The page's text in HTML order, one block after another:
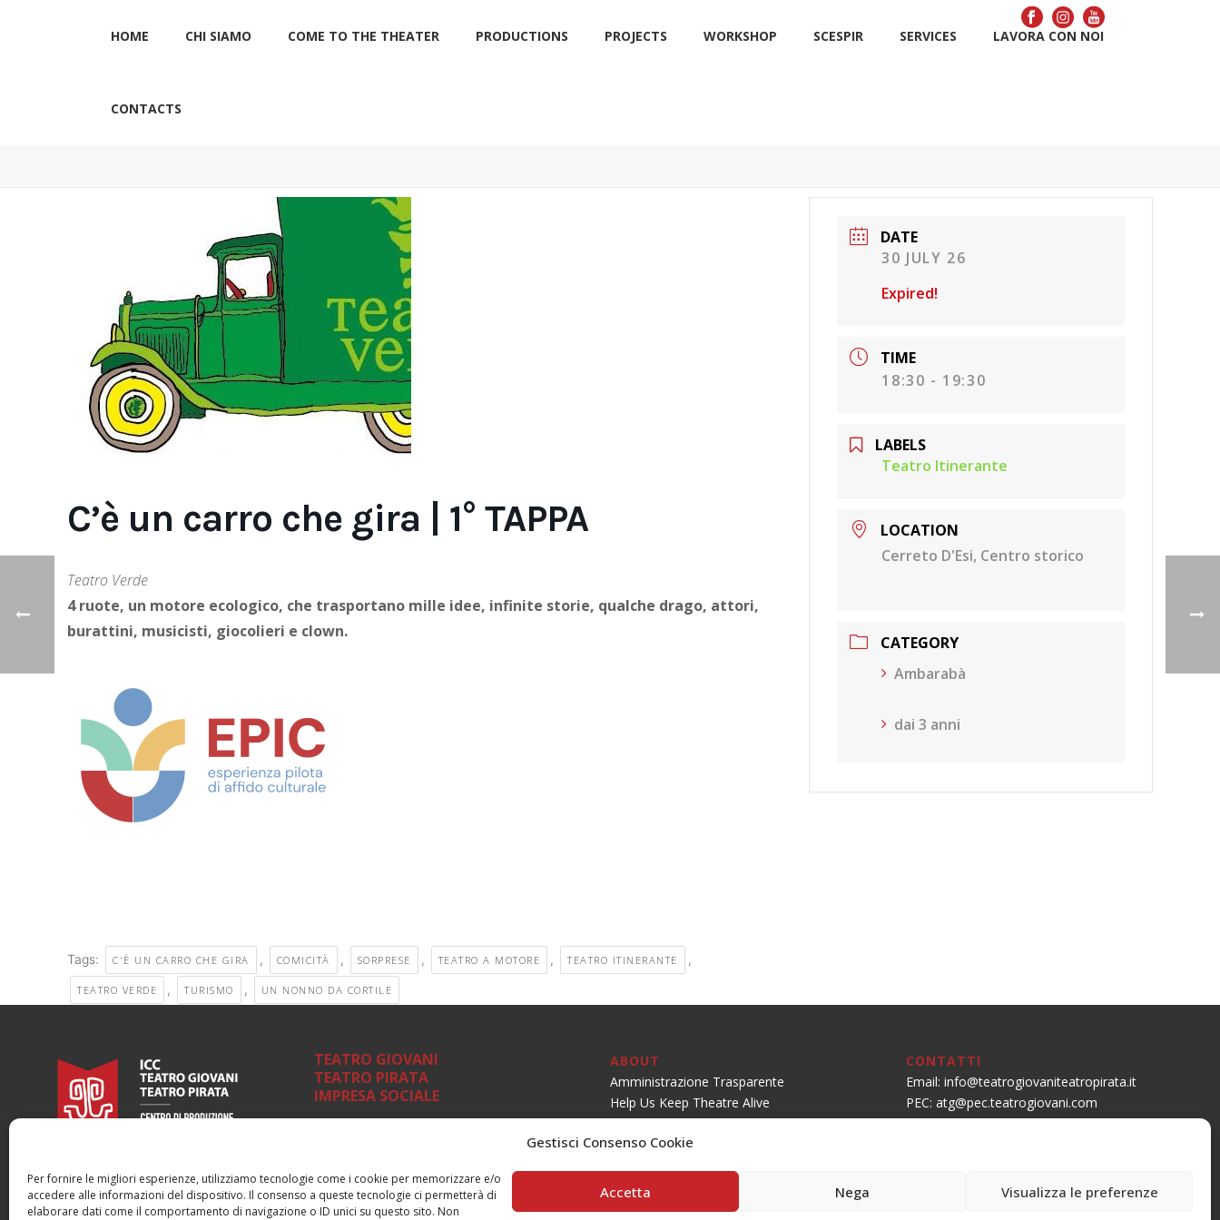
Gestisci Consenso Cookie
Per fornire le migliori esperienze, utilizziamo tecnologie come i cookie per memorizzare e/o
accedere alle informazioni del dispositivo. Il consenso a queste tecnologie ci permetterà di
elaborare dati come il comportamento di navigazione o ID unici su questo sito. Non
Accetta Nega Visualizza le preferenze
HOME CHI SIAMO COME TO THE THEATER PRODUCTIONS PROJECTS WORKSHOP SCÉSPIR SERVICES LAVORA CON NOI
CONTACTS
C’è un carro che gira | 1° TAPPA
Teatro Verde
4 ruote, un motore ecologico, che trasportano mille idee, infinite storie, qualche drago, attori,
burattini, musicisti, giocolieri e clown.
Tags: C'È UN CARRO CHE GIRA , COMICITÀ , SORPRESE , TEATRO A MOTORE , TEATRO ITINERANTE ,
TEATRO VERDE , TURISMO , UN NONNO DA CORTILE
DATE
30 JULY 26
Expired!
TIME
18:30 - 19:30
LABELS
Teatro Itinerante
LOCATION
Cerreto D'Esi, Centro storico
CATEGORY
Ambarabà
dai 3 anni
TEATRO GIOVANI
TEATRO PIRATA
IMPRESA SOCIALE
Serra San Quirico (An)
Sede organizzativa
ABOUT
Amministrazione Trasparente
Help Us Keep Theatre Alive
PRIVACY
SOCIAL
CONTATTI
Email: info@teatrogiovaniteatropirata.it
PEC: atg@pec.teatrogiovani.com
Mobile: 334.1684688